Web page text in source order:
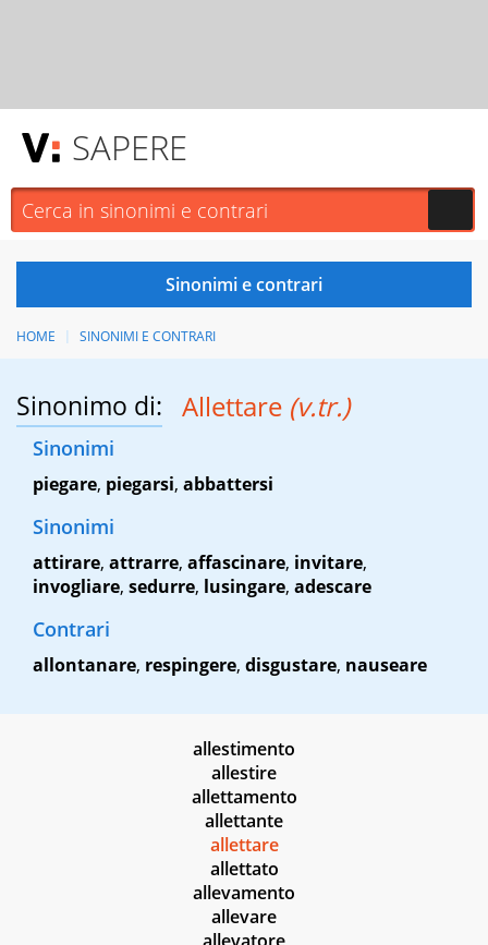
SAPERE
HOME SINONIMI E CONTRARI
Sinonimo di: Allettare (v.tr.)
Sinonimi
piegare, piegarsi, abbattersi
Sinonimi
attirare, attrarre, affascinare, invitare,
invogliare, sedurre, lusingare, adescare
Contrari
allontanare, respingere, disgustare, nauseare
allestimento
allestire
allettamento
allettante
allettare
allettato
allevamento
allevare